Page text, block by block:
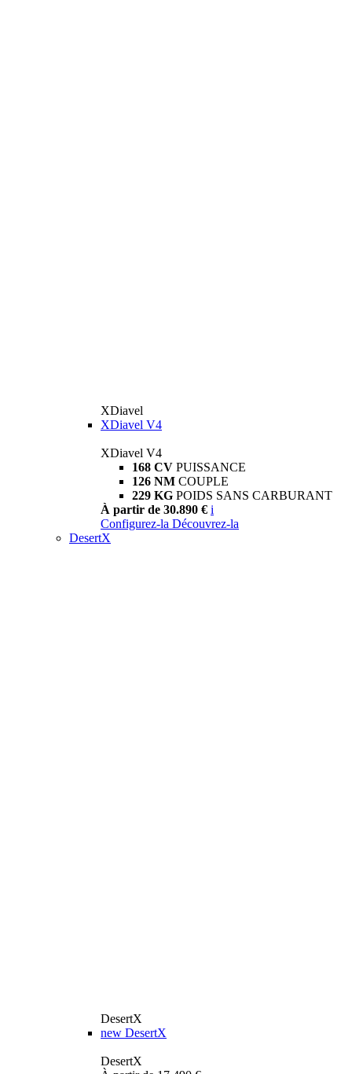
XDiavel
XDiavel V4
XDiavel V4
168 CV PUISSANCE
126 NM COUPLE
229 KG POIDS SANS CARBURANT
À partir de 30.890 € i
Configurez-la Découvrez-la
DesertX
DesertX
new DesertX
DesertX